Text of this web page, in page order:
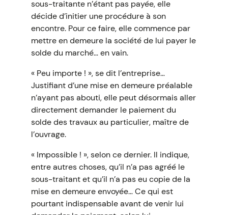
sous-traitante n’étant pas payée, elle
décide d’initier une procédure à son
encontre. Pour ce faire, elle commence par
mettre en demeure la société de lui payer le
solde du marché… en vain.
« Peu importe ! », se dit l’entreprise…
Justifiant d’une mise en demeure préalable
n’ayant pas abouti, elle peut désormais aller
directement demander le paiement du
solde des travaux au particulier, maître de
l’ouvrage.
« Impossible ! », selon ce dernier. Il indique,
entre autres choses, qu’il n’a pas agréé le
sous-traitant et qu’il n’a pas eu copie de la
mise en demeure envoyée… Ce qui est
pourtant indispensable avant de venir lui